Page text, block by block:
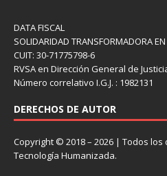
DATA FISCAL
SOLIDARIDAD TRANSFORMADORA
CUIT: 30-71775798-6
RVSA en Dirección General de
Número correlativo I.G.J. : 1982131
DERECHOS DE AUTOR
Copyright © 2018 – 2026 | Todos
Tecnología Humanizada.